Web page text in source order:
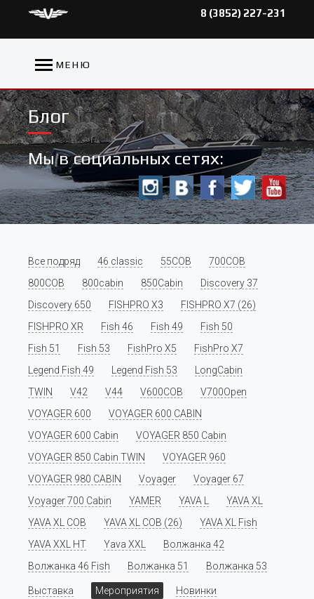
8 (3852) 227-231
МЕНЮ
Блог
Мы в социальных сетях:
Все подряд 46 classic 55COB
700COB
800COB
800cabin 850Cabin
Discovery 37
Discovery 650
FISHPRO X3
FISHPRO X7 (26)
FISHPRO XR
Fish 46 Fish 49
Fish 50
Fish 51
Fish 53 FishPro X5
FishPro X7
Legend Fish 49
Legend Fish 53
LongCabin
TWIN
V42 V44 V600COB
V700Open
VOYAGER 600
VOYAGER 600 CABIN
VOYAGER 600 Cabin
VOYAGER 850 Cabin
VOYAGER 850 Cabin TWIN
VOYAGER 960
VOYAGER 980 CABIN
Voyager
Voyager 67
Voyager 700 Cabin
YAMER YAVA L
YAVA XL
YAVA XL COB
YAVA XL COB (26)
YAVA XL Fish
YAVA XXL HT
Yava XXL
Волжанка 42
Волжанка 46 Fish
Волжанка 51 Волжанка 53
Выставка Мероприятия Новинки